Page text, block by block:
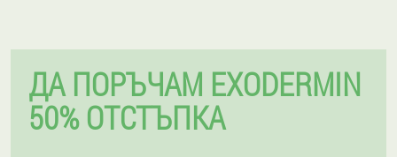
ДА ПОРЪЧАМ EXODERMIN
50% ОТСТЪПКА